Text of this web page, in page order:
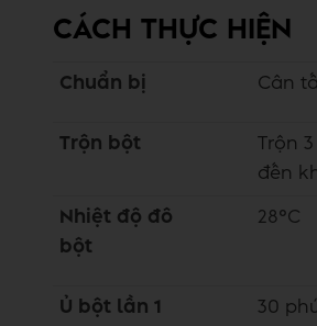
CÁCH THỰC HIỆN
Chuẩn bị Cân
Trộn bột
Trộn
đến
Nhiệt độ đô
bột
28°C
Ủ bột lần 1 30